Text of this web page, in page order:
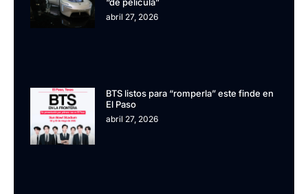
abril 27, 2026
BTS listos para “romperla” este finde en
El Paso
abril 27, 2026